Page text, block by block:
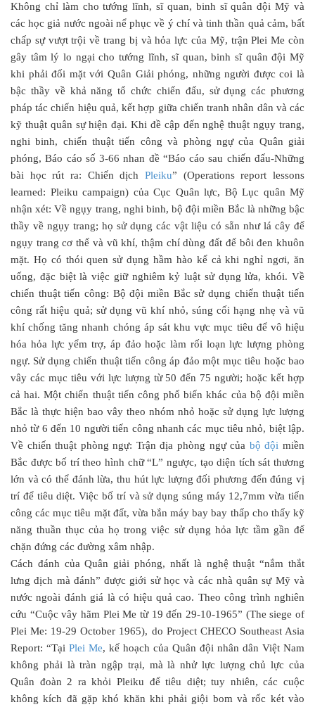
Không chỉ làm cho tướng lĩnh, sĩ quan, binh sĩ quân đội Mỹ và
các học giả nước ngoài nể phục về ý chí và tinh thần quả cảm, bất
chấp sự vượt trội về trang bị và hỏa lực của Mỹ, trận Plei Me còn
gây tâm lý lo ngại cho tướng lĩnh, sĩ quan, binh sĩ quân đội Mỹ
khi phải đối mặt với Quân Giải phóng, những người được coi là
bậc thầy về khả năng tổ chức chiến đấu, sử dụng các phương
pháp tác chiến hiệu quả, kết hợp giữa chiến tranh nhân dân và các
kỹ thuật quân sự hiện đại. Khi đề cập đến nghệ thuật ngụy trang,
nghi binh, chiến thuật tiến công và phòng ngự của Quân giải
phóng, Báo cáo số 3-66 nhan đề “Báo cáo sau chiến đấu-Những
bài học rút ra: Chiến dịch Pleiku” (Operations report lessons
learned: Pleiku campaign) của Cục Quân lực, Bộ Lục quân Mỹ
nhận xét: Về ngụy trang, nghi binh, bộ đội miền Bắc là những bậc
thầy về ngụy trang; họ sử dụng các vật liệu có sẵn như lá cây để
ngụy trang cơ thể và vũ khí, thậm chí dùng đất để bôi đen khuôn
mặt. Họ có thói quen sử dụng hầm hào kể cả khi nghỉ ngơi, ăn
uống, đặc biệt là việc giữ nghiêm kỷ luật sử dụng lửa, khói. Về
chiến thuật tiến công: Bộ đội miền Bắc sử dụng chiến thuật tiến
công rất hiệu quả; sử dụng vũ khí nhỏ, súng cối hạng nhẹ và vũ
khí chống tăng nhanh chóng áp sát khu vực mục tiêu để vô hiệu
hóa hỏa lực yểm trợ, áp đảo hoặc làm rối loạn lực lượng phòng
ngự. Sử dụng chiến thuật tiến công áp đảo một mục tiêu hoặc bao
vây các mục tiêu với lực lượng từ 50 đến 75 người; hoặc kết hợp
cả hai. Một chiến thuật tiến công phổ biến khác của bộ đội miền
Bắc là thực hiện bao vây theo nhóm nhỏ hoặc sử dụng lực lượng
nhỏ từ 6 đến 10 người tiến công nhanh các mục tiêu nhỏ, biệt lập.
Về chiến thuật phòng ngự: Trận địa phòng ngự của bộ đội miền
Bắc được bố trí theo hình chữ “L” ngược, tạo diện tích sát thương
lớn và có thể đánh lừa, thu hút lực lượng đối phương đến đúng vị
trí để tiêu diệt. Việc bố trí và sử dụng súng máy 12,7mm vừa tiến
công các mục tiêu mặt đất, vừa bắn máy bay bay thấp cho thấy kỹ
năng thuần thục của họ trong việc sử dụng hỏa lực tầm gần để
chặn đứng các đường xâm nhập.
Cách đánh của Quân giải phóng, nhất là nghệ thuật “nắm thắt
lưng địch mà đánh” được giới sử học và các nhà quân sự Mỹ và
nước ngoài đánh giá là có hiệu quả cao. Theo công trình nghiên
cứu “Cuộc vây hãm Plei Me từ 19 đến 29-10-1965” (The siege of
Plei Me: 19-29 October 1965), do Project CHECO Southeast Asia
Report: “Tại Plei Me, kế hoạch của Quân đội nhân dân Việt Nam
không phải là tràn ngập trại, mà là nhử lực lượng chủ lực của
Quân đoàn 2 ra khỏi Pleiku để tiêu diệt; tuy nhiên, các cuộc
không kích đã gặp khó khăn khi phải giội bom và rốc két vào